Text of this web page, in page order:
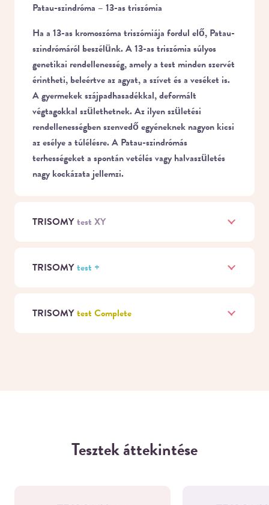
Patau-szindróma – 13-as triszómia
Ha a 13-as kromoszóma triszómiája fordul elő, Patau-
szindrómáról beszélünk. A 13-as triszómia súlyos
genetikai rendellenesség, amely a test minden szervét
érintheti, beleértve az agyat, a szívet és a veséket is.
A gyermekek szájpadhasadékkal, deformált
végtagokkal születhetnek. Az ilyen születési
rendellenességben szenvedő egyéneknek nagyon kicsi
az esélye a túlélésre. A Patau-szindrómás
terhességeket a spontán vetélés vagy halvaszületés
nagy kockázata jellemzi.
TRISOMY test XY
TRISOMY test +
TRISOMY test Complete
Tesztek áttekintése